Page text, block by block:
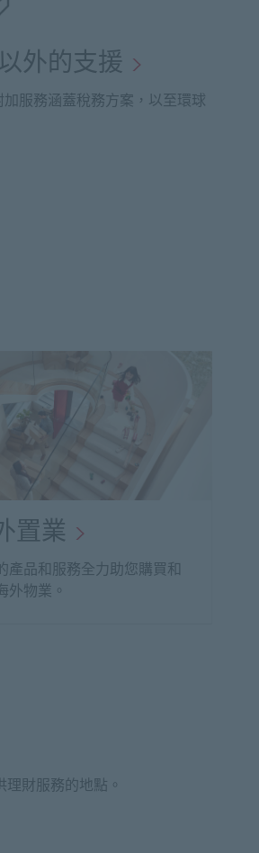
外的支援
加服務涵蓋稅務方案，以至環球
置業
產品和服務全力助您購買和
外物業。
財服務的地點。